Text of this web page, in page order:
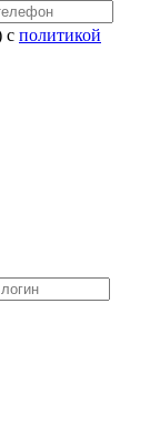
с политикой